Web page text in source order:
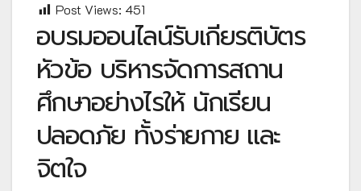
Post Views: 451
อบรมออนไลน์รับเกียรติบัตร
หัวข้อ บริหารจัดการสถาน
ศึกษาอย่างไรให้ นักเรียน
ปลอดภัย ทั้งร่ายกาย และ
จิตใจ